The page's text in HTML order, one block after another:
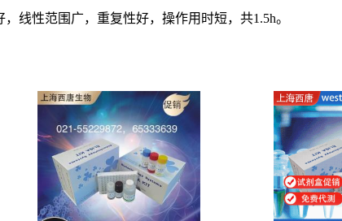
线性范围广，重复性好，操作用时短，共1.5h。